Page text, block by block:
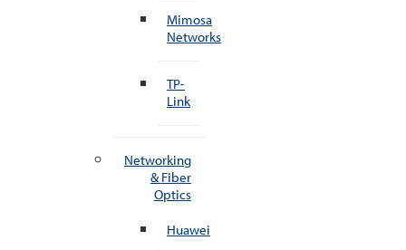
Mimosa
Networks
TP-
Link
Networking
& Fiber
Optics
Huawei